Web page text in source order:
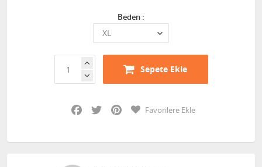
Beden :
Sepete Ekle
Facebook
Twitter PinterestFavorilere Ekle